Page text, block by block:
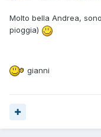
Molto bella Andrea,
pioggia)
gianni